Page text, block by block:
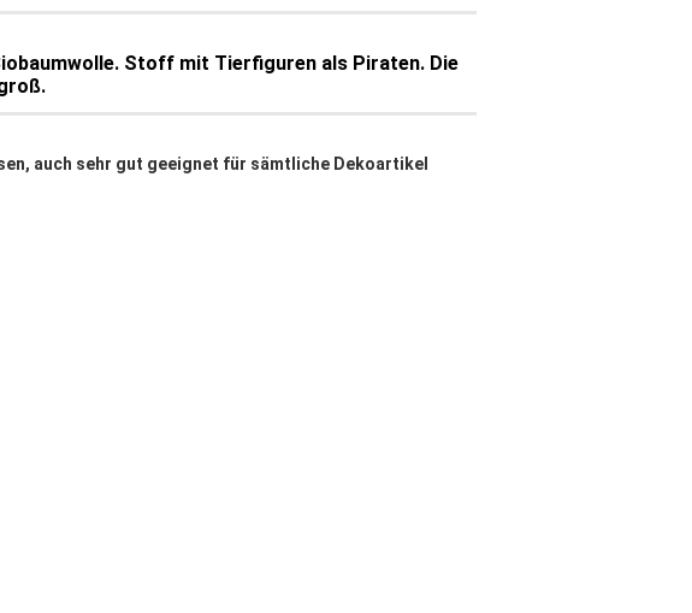
Stoff mit Tierfiguren als Piraten. Die
auch sehr gut geeignet für sämtliche Dekoartikel